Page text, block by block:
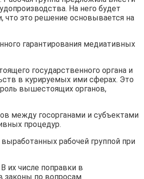
На него будет
что это решение основывается на
гарантирования медиативных
государственного органа и
в курируемых ими сферах. Это
вышестоящих органов,
между госорганами и субъектами
процедур.
рабочей группой при
их числе поправки в
законы по вопросам